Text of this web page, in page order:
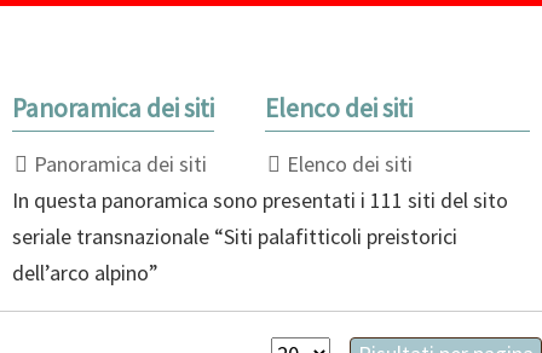
Panoramica dei siti
Panoramica dei siti
Elenco dei siti
Elenco dei siti
In questa panoramica sono presentati i 111 siti del sito
seriale transnazionale “Siti palafitticoli preistorici
dell’arco alpino”